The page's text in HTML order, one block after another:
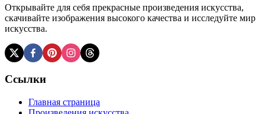
Открывайте для себя прекрасные произведения искусства,
скачивайте изображения высокого качества и исследуйте мир
искусства.
Ссылки
Главная страница